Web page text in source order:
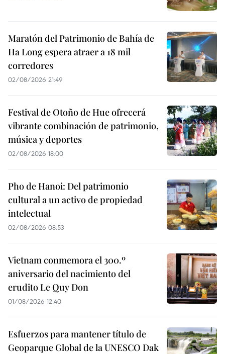
Maratón del Patrimonio de Bahía de
Ha Long espera atraer a 18 mil
corredores
02/08/2026 21:49
Festival de Otoño de Hue ofrecerá
vibrante combinación de patrimonio,
música y deportes
02/08/2026 18:00
Pho de Hanoi: Del patrimonio
cultural a un activo de propiedad
intelectual
02/08/2026 08:53
Vietnam conmemora el 300.º
aniversario del nacimiento del
erudito Le Quy Don
01/08/2026 12:40
Esfuerzos para mantener título de
Geoparque Global de la UNESCO Dak